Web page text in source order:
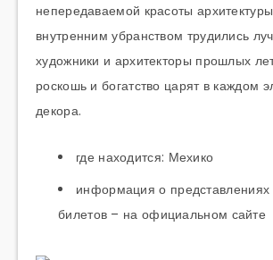
непередаваемой красоты
внутренним убранством трудились
художники и архитекторы прошлых
роскошь и богатство царят в каждом
декора.
где находится: Мехико
информация о представлениях
билетов – на официальном сайте